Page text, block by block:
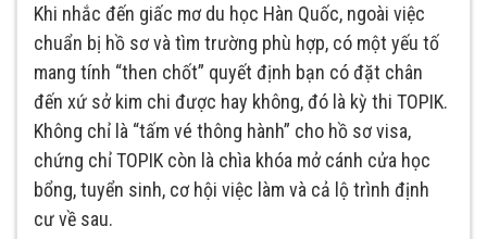
Khi nhắc đến giấc mơ du học Hàn Quốc, ngoài việc
chuẩn bị hồ sơ và tìm trường phù hợp, có một yếu tố
mang tính “then chốt” quyết định bạn có đặt chân
đến xứ sở kim chi được hay không, đó là kỳ thi TOPIK.
Không chỉ là “tấm vé thông hành” cho hồ sơ visa,
chứng chỉ TOPIK còn là chìa khóa mở cánh cửa học
bổng, tuyển sinh, cơ hội việc làm và cả lộ trình định
cư về sau.